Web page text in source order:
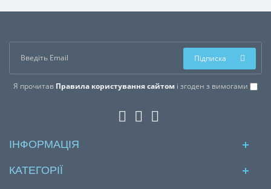
Я прочитав Правила користування сайтом і згоден з вимогами
Підписка
ІНФОРМАЦІЯ
КАТЕГОРІЇ